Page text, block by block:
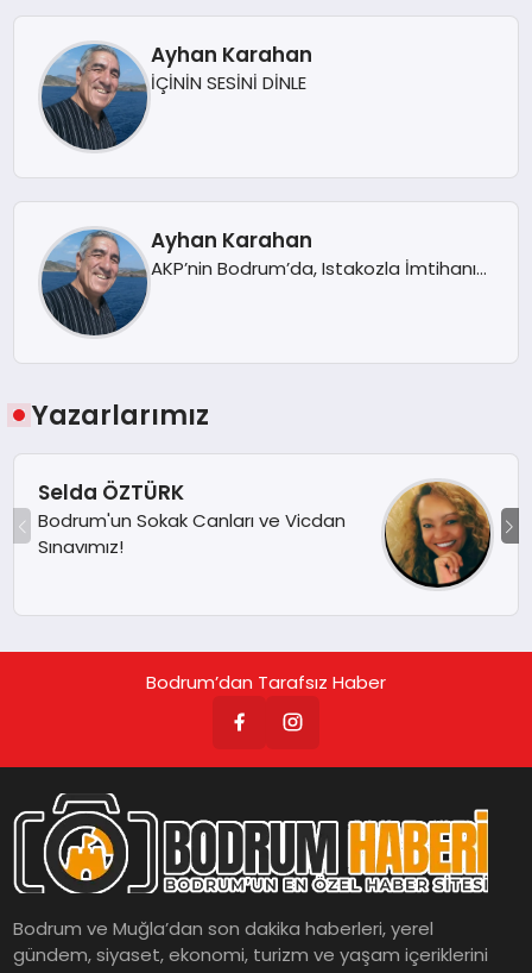
Ayhan Karahan
İÇİNİN SESİNİ DİNLE
Ayhan Karahan
AKP’nin Bodrum’da, Istakozla İmtihanı…
Yazarlarımız
Selda ÖZTÜRK
Bodrum'un Sokak Canları ve Vicdan
Sınavımız!
Bodrum’dan Tarafsız Haber
Bodrum ve Muğla’dan son dakika haberleri, yerel
gündem, siyaset, ekonomi, turizm ve yaşam içeriklerini